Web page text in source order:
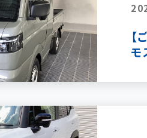
【
モ